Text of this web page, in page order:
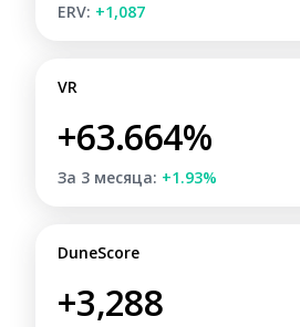
ERV: +1,087
VR
+63.664%
За 3 месяца: +1.93%
DuneScore
+3,288